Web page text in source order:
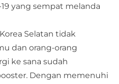
yang sempat melanda
Selatan tidak
dan orang-orang
ke sana sudah
Dengan memenuhi